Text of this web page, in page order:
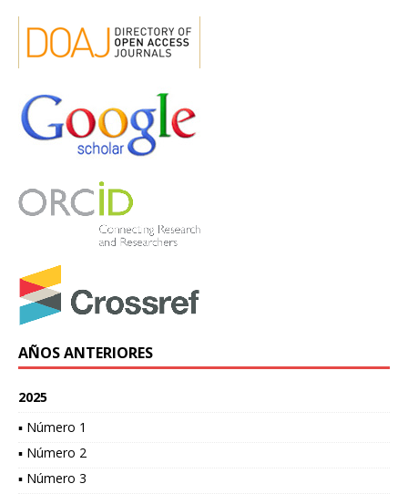
AÑOS ANTERIORES
2025
▪ Número 1
▪ Número 2
▪ Número 3